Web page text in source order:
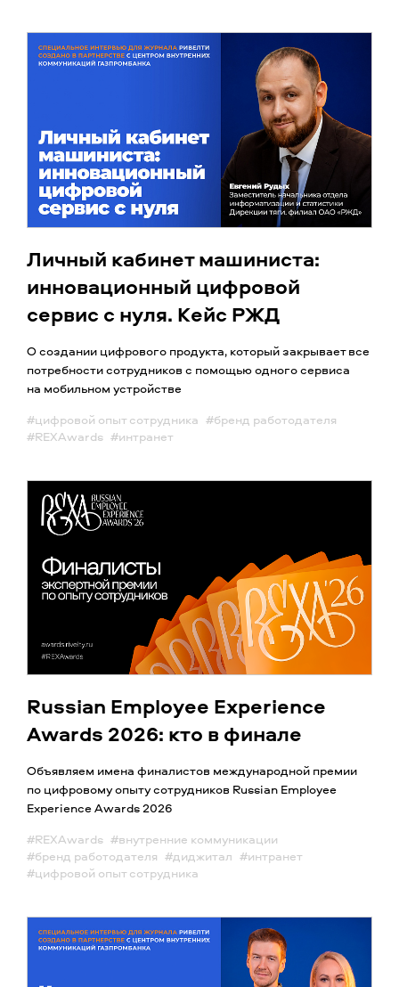
Личный кабинет машиниста:
инновационный цифровой
сервис с нуля. Кейс РЖД
О создании цифрового продукта, который закрывает все
потребности сотрудников с помощью одного сервиса
на мобильном устройстве
#цифровой опыт сотрудника #бренд работодателя
#REXAwards #интранет
Russian Employee Experience
Awards 2026: кто в финале
Объявляем имена финалистов международной премии
по цифровому опыту сотрудников Russian Employee
Experience Awards 2026
#REXAwards #внутренние коммуникации
#бренд работодателя #диджитал #интранет
#цифровой опыт сотрудника